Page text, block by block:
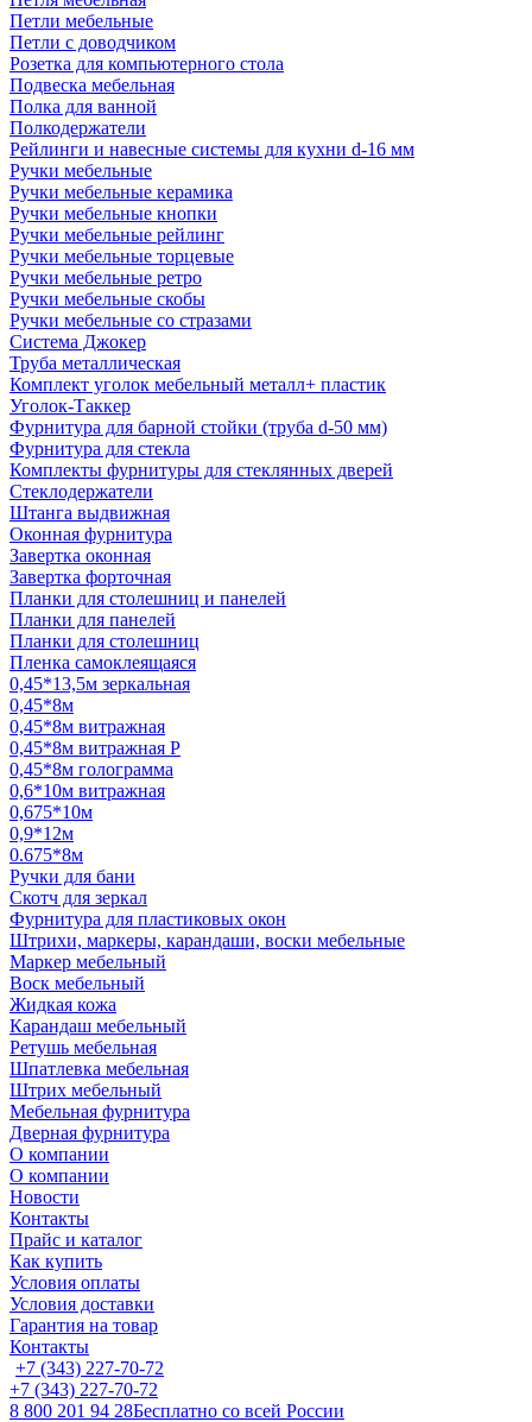
Петли мебельные
Петли с доводчиком
Розетка для компьютерного стола
Подвеска мебельная
Полка для ванной
Полкодержатели
Рейлинги и навесные системы для кухни d-16 мм
Ручки мебельные
Ручки мебельные керамика
Ручки мебельные кнопки
Ручки мебельные рейлинг
Ручки мебельные торцевые
Ручки мебельные ретро
Ручки мебельные скобы
Ручки мебельные со стразами
Система Джокер
Труба металлическая
Комплект уголок мебельный металл+ пластик
Уголок-Таккер
Фурнитура для барной стойки (труба d-50 мм)
Фурнитура для стекла
Комплекты фурнитуры для стеклянных дверей
Стеклодержатели
Штанга выдвижная
Оконная фурнитура
Завертка оконная
Завертка форточная
Планки для столешниц и панелей
Планки для панелей
Планки для столешниц
Пленка самоклеящаяся
0,45*13,5м зеркальная
0,45*8м
0,45*8м витражная
0,45*8м витражная Р
0,45*8м голограмма
0,6*10м витражная
0,675*10м
0,9*12м
0.675*8м
Ручки для бани
Скотч для зеркал
Фурнитура для пластиковых окон
Штрихи, маркеры, карандаши, воски мебельные
Маркер мебельный
Воск мебельный
Жидкая кожа
Карандаш мебельный
Ретушь мебельная
Шпатлевка мебельная
Штрих мебельный
Мебельная фурнитура
Дверная фурнитура
О компании
О компании
Новости
Контакты
Прайс и каталог
Как купить
Условия оплаты
Условия доставки
Гарантия на товар
Контакты
+7 (343) 227-70-72
+7 (343) 227-70-72
8 800 201 94 28Бесплатно со всей России